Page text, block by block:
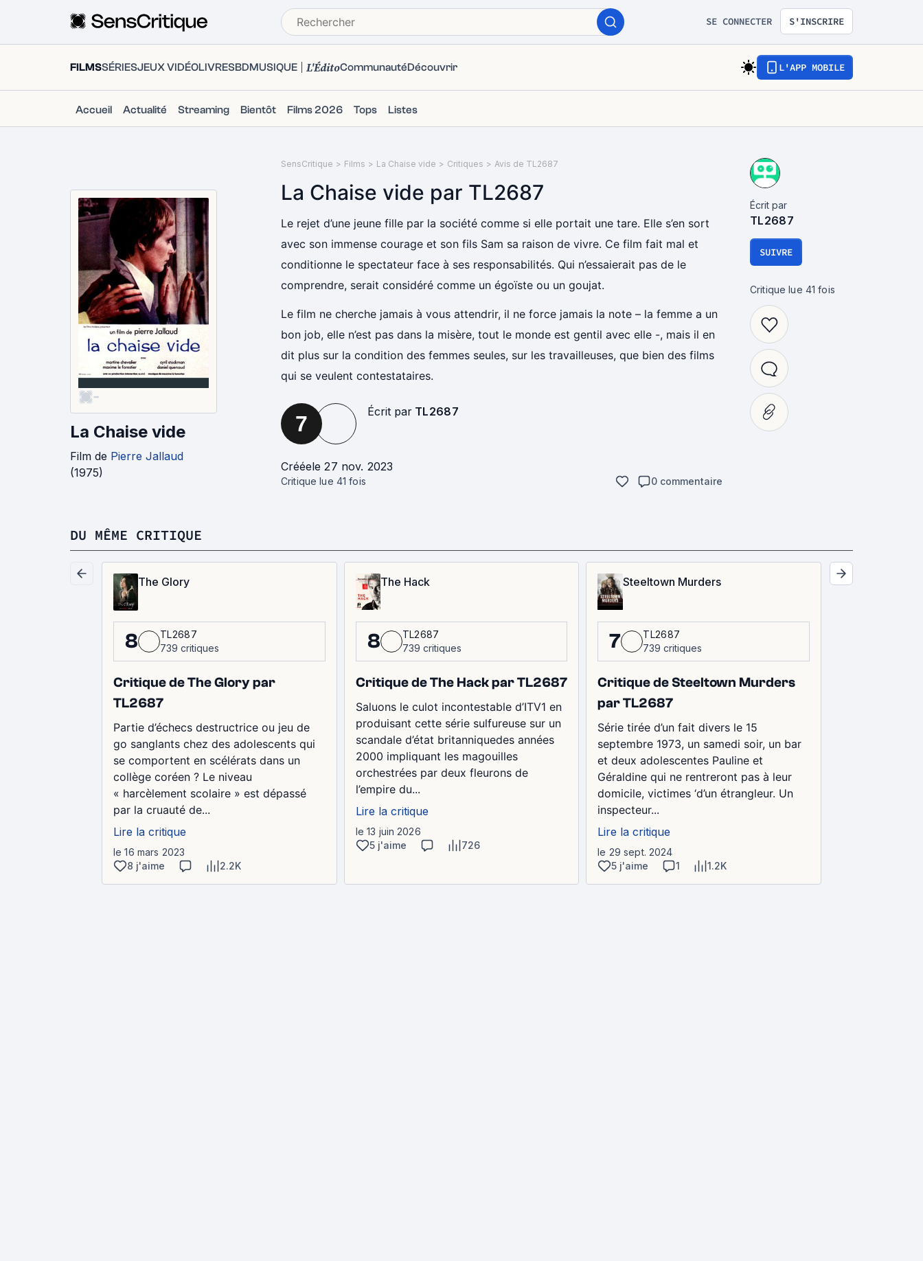
SE CONNECTER S'INSCRIRE
FILMSSÉRIESJEUX VIDÉOLIVRESBDMUSIQUE L'ÉditoCommunautéDécouvrir L'APP MOBILE
Accueil Actualité Streaming Bientôt Films 2026 Tops Listes
-
La Chaise vide
Film de Pierre Jallaud
(1975)
SensCritique > Films > La Chaise vide > Critiques > Avis de TL2687
La Chaise vide par TL2687
Le rejet d’une jeune fille par la société comme si elle portait une tare. Elle s’en sort
avec son immense courage et son fils Sam sa raison de vivre. Ce film fait mal et
conditionne le spectateur face à ses responsabilités. Qui n’essaierait pas de le
comprendre, serait considéré comme un égoïste ou un goujat.
Le film ne cherche jamais à vous attendrir, il ne force jamais la note – la femme a un
bon job, elle n’est pas dans la misère, tout le monde est gentil avec elle -, mais il en
dit plus sur la condition des femmes seules, sur les travailleuses, que bien des films
qui se veulent contestataires.
7 Écrit par TL2687
Crééele 27 nov. 2023
Critique lue 41 fois 0 commentaire
Écrit par
TL2687
SUIVRE
Critique lue 41 fois
DU MÊME CRITIQUE
The Glory
8
TL2687
739 critiques
Critique de The Glory par
TL2687
Partie d’échecs destructrice ou jeu de
go sanglants chez des adolescents qui
se comportent en scélérats dans un
collège coréen ? Le niveau
« harcèlement scolaire » est dépassé
par la cruauté de...
Lire la critique
le 16 mars 2023
8 j'aime
2.2K
The Hack
8
TL2687
739 critiques
Critique de The Hack par TL2687
Saluons le culot incontestable d’ITV1 en
produisant cette série sulfureuse sur un
scandale d’état britanniquedes années
2000 impliquant les magouilles
orchestrées par deux fleurons de
l’empire du...
Lire la critique
le 13 juin 2026
5 j'aime
726
Steeltown Murders
7
TL2687
739 critiques
Critique de Steeltown Murders
par TL2687
Série tirée d’un fait divers le 15
septembre 1973, un samedi soir, un bar
et deux adolescentes Pauline et
Géraldine qui ne rentreront pas à leur
domicile, victimes ‘d’un étrangleur. Un
inspecteur...
Lire la critique
le 29 sept. 2024
5 j'aime
1 1.2K